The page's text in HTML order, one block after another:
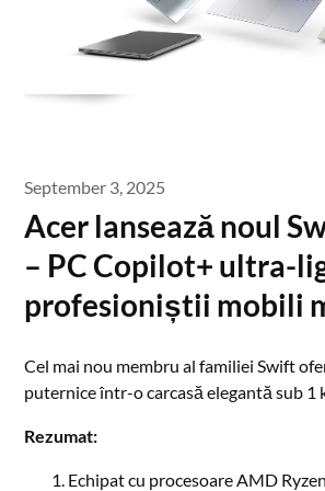
September 3, 2025
Acer lansează noul
– PC Copilot+ ultra-
profesioniștii mobili
Cel mai nou membru al familiei Swift
puternice într-o carcasă elegantă sub 1
Rezumat:
Echipat cu procesoare AMD